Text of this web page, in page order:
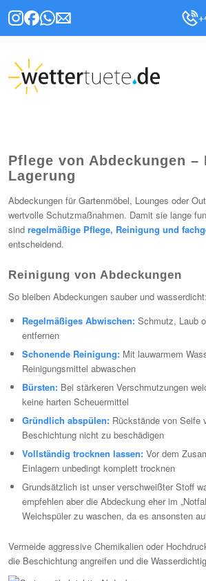
Pflege von Abdeckungen –
Lagerung
Abdeckungen für Gartenmöbel, Lounges oder
wertvolle Schutzmaßnahmen. Damit sie lange
sind regelmäßige Pflege, Reinigung und
entscheidend.
Reinigung von Abdeckungen
So bleiben Abdeckungen sauber und wasserdicht:
Regelmäßiges Abwischen: Schmutz, Laub
entfernen
Schonende Reinigung: Mit lauwarmem
Reinigungsmittel abwaschen
Bürsten: Bei stärkeren Verschmutzungen
keine harten Scheuermittel
Gründlich abspülen: Rückstände von Seife
Beschichtung nicht zu beschädigen
Vollständig trocknen lassen: Vor dem
Einlagern unbedingt komplett trocknen
Grundsätzlich ist unser verschweißter Stoff
empfehlen aber die Abdeckung eher im
Weichspüler zu waschen, da es ansonsten
Vermeide aggressive Chemikalien oder
die Beschichtung angreifen und die